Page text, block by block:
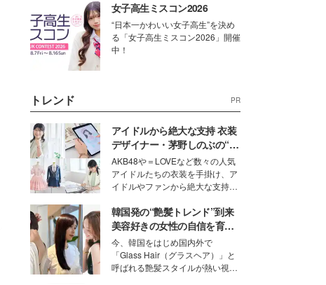
女子高生ミスコン2026
“日本一かわいい女子高生”を決め
る「女子高生ミスコン2026」開催
中！
トレンド PR
アイドルから絶大な支持 衣装
デザイナー・茅野しのぶの“可
愛い”を作る美学＜「シチズン
クロスシー」インタビュー＞
AKB48や＝LOVEなど数々の人気
アイドルたちの衣装を手掛け、ア
イドルやファンから絶大な支持を
取締役兼クリエイティブディレク
ター・茅野しのぶ。一人ひとりの
個性に寄り添い、魅力を引き出す
衣装作りは、多くの女性たちに勇
気と自信を与え続けている。
韓国発の“艶髪トレンド”到来
美容好きの女性の自信を育む
「ヘアケア事情」って？
今、韓国をはじめ国内外で
「Glass Hair（グラスヘア）」と
呼ばれる艶髪スタイルが熱い視線